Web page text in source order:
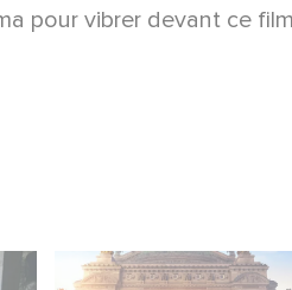
pour vibrer devant ce
Gaumont et Good